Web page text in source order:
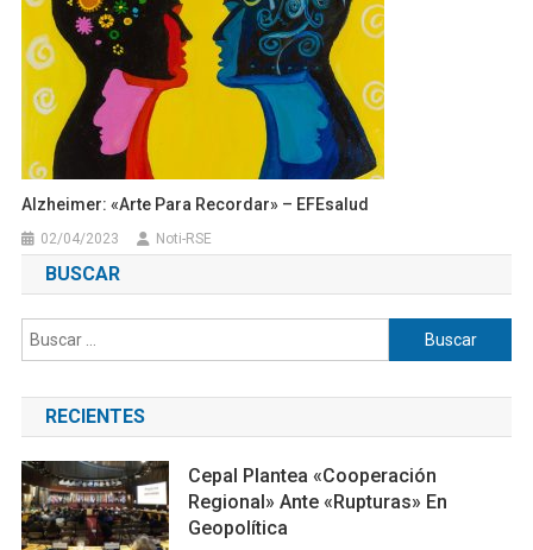
Alzheimer: «Arte Para Recordar» – EFEsalud
02/04/2023 Noti-RSE
BUSCAR
Buscar:
RECIENTES
Cepal Plantea «cooperación
Regional» Ante «rupturas» En
Geopolítica